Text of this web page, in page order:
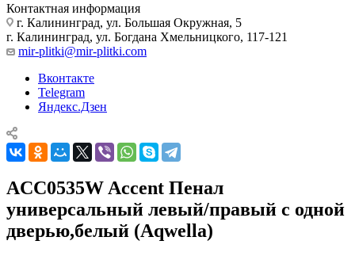
Контактная информация
г. Калининград, ул. Большая Окружная, 5
г. Калининград, ул. Богдана Хмельницкого, 117-121
mir-plitki@mir-plitki.com
Вконтакте
Telegram
Яндекс.Дзен
ACC0535W Accent Пенал
универсальный левый/правый с одной
дверью,белый (Aqwella)